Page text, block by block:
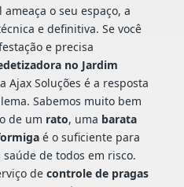
o seu espaço, a
e definitiva. Se você
e precisa
no Jardim
Ajax Soluções é a resposta
Sabemos muito bem
de um rato, uma barata
é o suficiente para
de todos em risco.
de controle de pragas